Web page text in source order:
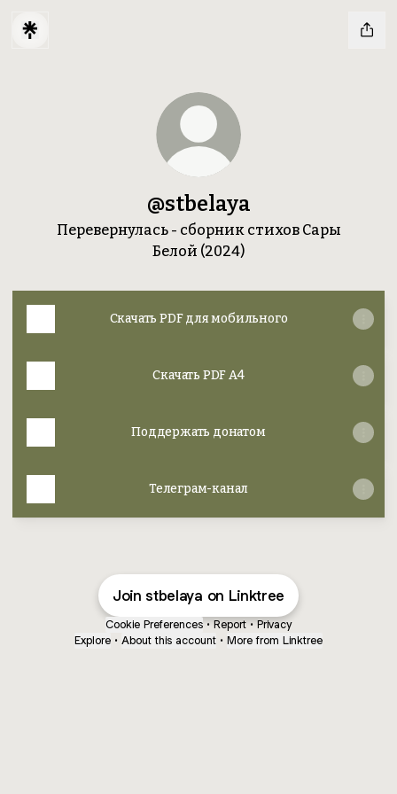
@stbelaya
Перевернулась - сборник стихов Сары
Белой (2024)
Скачать PDF для мобильного
Скачать PDF A4
Поддержать донатом
Телеграм-канал
Join stbelaya on Linktree
Cookie Preferences • Report • Privacy
Explore • About this account • More from Linktree